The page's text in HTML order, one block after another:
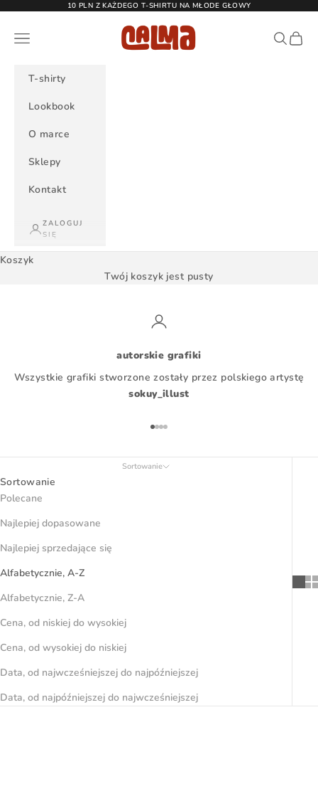
Przejdź do treści10 PLN Z KAŻDEGO T-SHIRTU NA MŁODE GŁOWY
Calma
Menu Szukaj
T-shirty
Lookbook
O marce
Sklepy
Kontakt
ZALOGUJ
SIĘ
Koszyk
Twój koszyk jest pusty
autorskie grafiki
Wszystkie grafiki stworzone zostały przez polskiego artystę
sokuy_illust
Przejdź do 1
Przejdź do 2
Przejdź do 3
Przejdź do 4
Sortowanie
Sortowanie
Polecane
Najlepiej dopasowane
Najlepiej sprzedające się
Alfabetycznie, A-Z
Alfabetycznie, Z-A
Cena, od niskiej do wysokiej
Cena, od wysokiej do niskiej
Data, od najwcześniejszej do najpóźniejszej
Data, od najpóźniejszej do najwcześniejszej